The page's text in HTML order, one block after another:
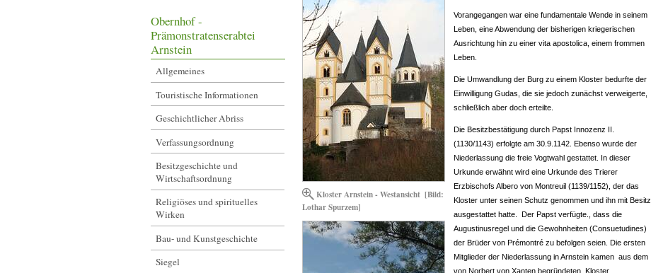
Obernhof -
Prämonstratenserabtei
Arnstein
Allgemeines
Touristische Informationen
Geschichtlicher Abriss
Verfassungsordnung
Besitzgeschichte und
Wirtschaftsordnung
Religiöses und spirituelles
Wirken
Bau- und Kunstgeschichte
Siegel
Kloster Arnstein - Westansicht [Bild:
Lothar Spurzem]
Vorangegangen war eine fundamentale Wende in seinem
Leben, eine Abwendung der bisherigen kriegerischen
Ausrichtung hin zu einer vita apostolica, einem frommen
Leben.
Die Umwandlung der Burg zu einem Kloster bedurfte der
Einwilligung Gudas, die sie jedoch zunächst verweigerte,
schließlich aber doch erteilte.
Die Besitzbestätigung durch Papst Innozenz II.
(1130/1143) erfolgte am 30.9.1142. Ebenso wurde der
Niederlassung die freie Vogtwahl gestattet. In dieser
Urkunde erwähnt wird eine Urkunde des Trierer
Erzbischofs Albero von Montreuil (1139/1152), der das
Kloster unter seinen Schutz genommen und ihn mit Besitz
ausgestattet hatte. Der Papst verfügte., dass die
Augustinusregel und die Gewohnheiten (Consuetudines)
der Brüder von Prémontré zu befolgen seien. Die ersten
Mitglieder der Niederlassung in Arnstein kamen aus dem
von Norbert von Xanten begründeten Kloster